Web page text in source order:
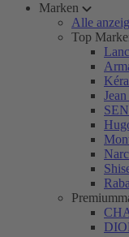
Marken
Alle
Top